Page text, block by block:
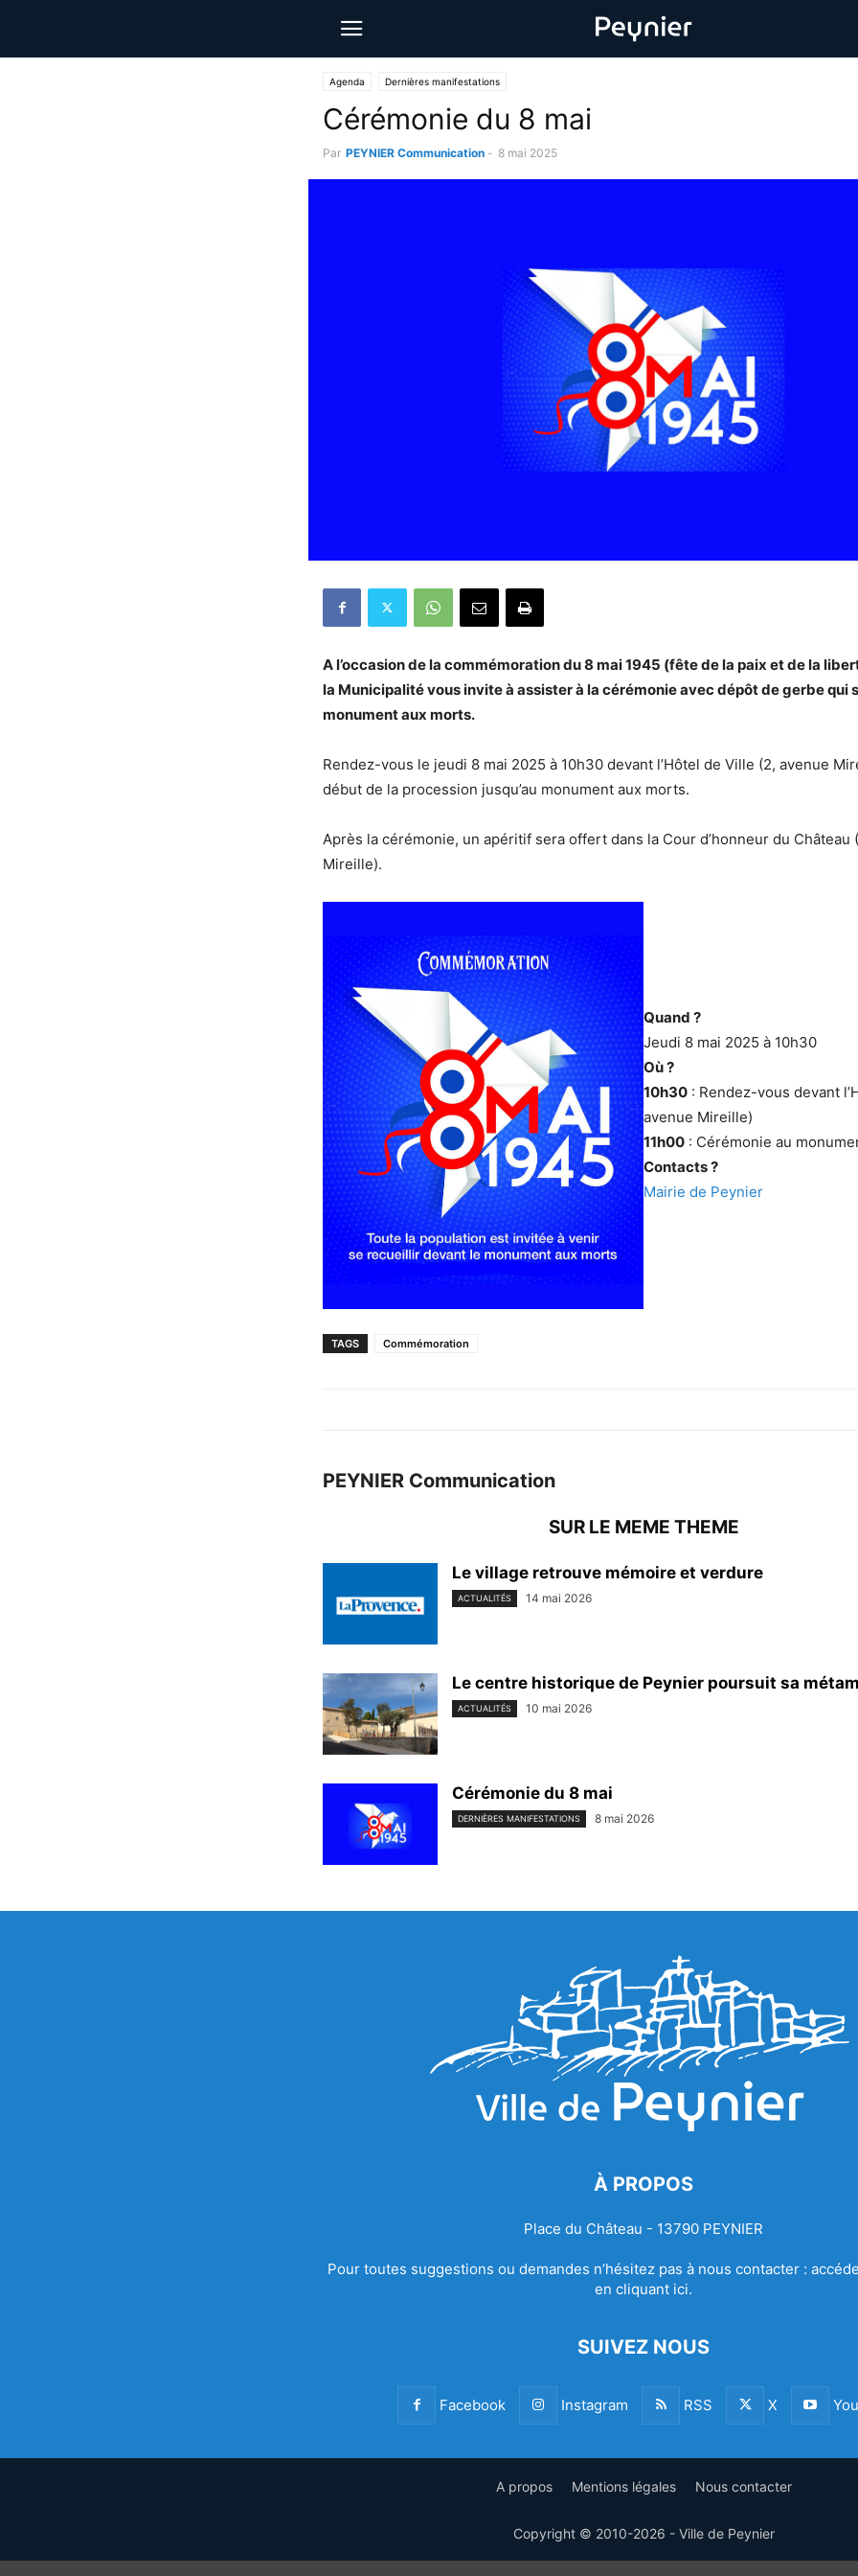
Agenda Dernières manifestations
Cérémonie du 8 mai
Par PEYNIER Communication - 8 mai 2025
A l’occasion de la commémoration du 8 mai 1945 (fête de la paix et de la
la Municipalité vous invite à assister à la cérémonie avec dépôt de gerbe qui
monument aux morts.
Rendez-vous le jeudi 8 mai 2025 à 10h30 devant l’Hôtel de Ville (2, avenue
début de la procession jusqu’au monument aux morts.
Après la cérémonie, un apéritif sera offert dans la Cour d’honneur du Château
Mireille).
Quand ?
Jeudi 8 mai 2025 à 10h30
Où ?
10h30 : Rendez-vous devant
avenue Mireille)
11h00 : Cérémonie au
Contacts ?
Mairie de Peynier
TAGS Commémoration
PEYNIER Communication
SUR LE MEME THEME
Le village retrouve mémoire et verdure
ACTUALITÉS 14 mai 2026
Le centre historique de Peynier poursuit sa
ACTUALITÉS 10 mai 2026
Cérémonie du 8 mai
DERNIÈRES MANIFESTATIONS 8 mai 2026
À PROPOS
Place du Château - 13790 PEYNIER
Pour toutes suggestions ou demandes n’hésitez pas à nous contacter :
en cliquant ici.
SUIVEZ NOUS
Facebook Instagram RSS X
A propos Mentions légales Nous contacter
Copyright © 2010-2026 - Ville de Peynier